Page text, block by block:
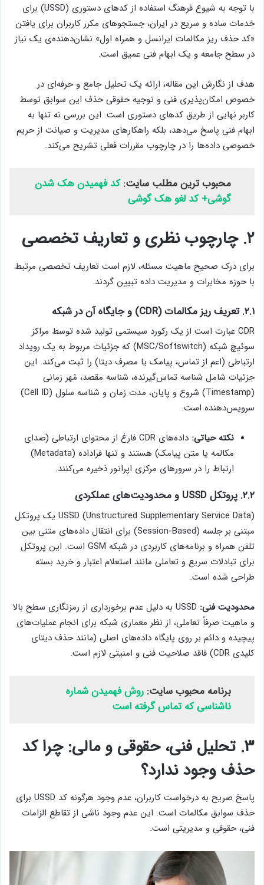
با توجه به شیوع فرهنگ استفاده از کدهای دستوری (USSD) برای
خدمات ساده و سریع در ایران، جستجوهای مکرر کاربران برای یافتن
«کد حذف ریز مکالمات ایرانسل و همراه اول» نشان‌دهنده‌ی یک نیاز
در سطح جامعه و یک ابهام فنی عمیق است.
هدف از نگارش این مقاله، ارائه یک تحلیل جامع و حرفه‌ای در
خصوص امکان‌پذیری فنی و توجیه حقوقی حذف این سوابق توسط
کاربر نهایی از طریق کدهای دستوری است. این بررسی نه تنها به
ابهام فنی پاسخ می‌دهد، بلکه راهکارهای مدیریت و صیانت از حریم
خصوصی داده‌ها را در چارچوب مقررات فعلی تشریح می‌کند.
محبوب ترین مطلب سایت:کد فهمیدن هک شدن
گوشی+ کد لغو هک گوشی
۲. چارچوب نظری و تعاریف تخصصی
برای درک صحیح ماهیت مسئله، لازم است تعاریف تخصصی مرتبط
با حوزه مخابرات و مدیریت داده تبیین گردند.
۲.۱. تعریف ریز مکالمات (CDR) و جایگاه آن در شبکه
CDR عبارت است از یک رکورد سیستمی تولید شده توسط مراکز
سوئیچ شبکه (MSC/Softswitch) که جزئیات مربوط به یک رویداد
ارتباطی (اعم از تماس، پیامک یا مصرف دیتا) را ثبت می‌کند. این
جزئیات شامل شناسه تماس‌گیرنده، شناسه مقصد، مُهر زمانی
(Timestamp) شروع و پایان، مدت زمان و شناسه سلول (Cell ID)
سرویس‌دهنده است.
نکته حیاتی:
داده‌های CDR فارغ از محتوای ارتباطی (صدای
مکالمه یا متن پیامک) هستند و تنها فراداده (Metadata)
ارتباط را در سرورهای مرکزی اپراتور ذخیره می‌کنند.
۲.۲. پروتکل USSD و محدودیت‌های عملکردی
USSD (Unstructured Supplementary Service Data) یک پروتکل
مبتنی بر جلسه (Session-Based) برای انتقال داده‌های متنی بین
تلفن همراه و برنامه‌های کاربردی در شبکه GSM است. این پروتکل
برای تبادلات سریع و تعاملی مانند استعلام اعتبار و خرید بسته
طراحی شده است.
محدودیت فنی:
USSD به دلیل عدم برخورداری از رمزنگاری سطح بالا
و ماهیت صرفاً تعاملی، از نظر معماری شبکه برای انجام عملیات‌های
پیچیده و دائم بر روی پایگاه داده‌های اصلی (مانند حذف دیتای
کلیدی CDR) فاقد صلاحیت فنی و امنیتی لازم است.
برنامه محبوب سایت: روش فهمیدن شماره
ناشناسی که تماس گرفته است
۳. تحلیل فنی، حقوقی و مالی: چرا کد
حذف وجود ندارد؟
پاسخ صریح به درخواست کاربران، عدم وجود هرگونه کد USSD برای
حذف سوابق مکالمات است. این عدم وجود ناشی از تقاطع الزامات
فنی، حقوقی و مدیریتی است.